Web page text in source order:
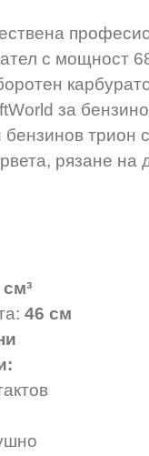
с мощност
за
трион
рязане на
46 см